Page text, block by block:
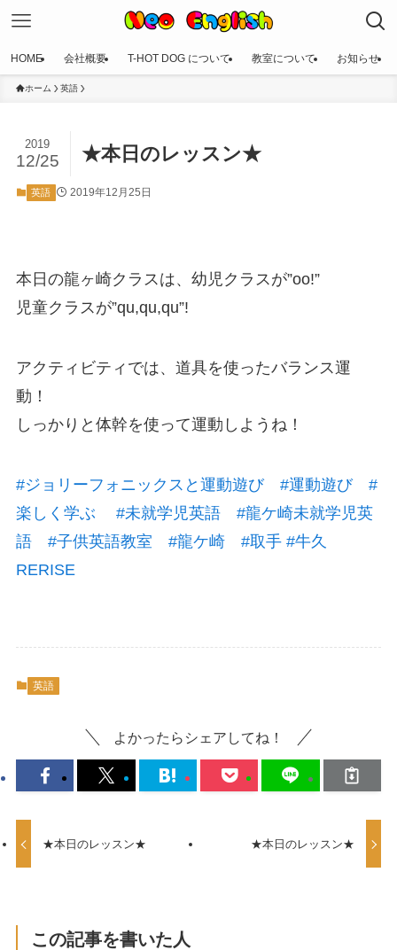
HOME 会社概要 T-HOT DOG について 教室について お知らせ
ホーム 英語
★本日のレッスン★
2019
12/25
英語 2019年12月25日
本日の龍ヶ崎クラスは、幼児クラスが”oo!”
児童クラスが”qu,qu,qu”!
アクティビティでは、道具を使ったバランス運
動！
しっかりと体幹を使って運動しようね！
#ジョリーフォニックスと運動遊び #運動遊び
#
楽しく学ぶ
#未就学児英語 #龍ケ崎未就学児英
語
#子供英語教室 #龍ケ崎 #取手 #牛久
RERISE
英語
よかったらシェアしてね！
★本日のレッスン★ ★本日のレッスン★
この記事を書いた人